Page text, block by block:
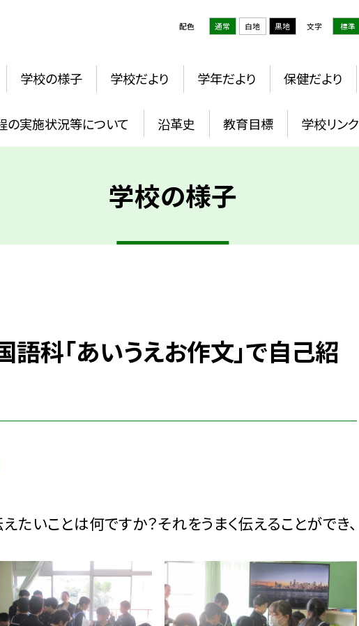
配色 通常 白地 黒地 文字 標準
学校の様子 学校だより 学年だより 保健だより
の実施状況等について 沿革史 教育目標 学校リンク
学校の様子
語科「あいうえお作文」で自己紹
いことは何ですか？それをうまく伝えることができ、